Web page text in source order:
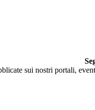
sui nostri portali,